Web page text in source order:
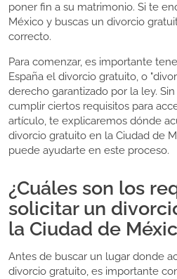
poner fin a su matrimonio. Si te
México y buscas un divorcio
correcto.
Para comenzar, es importante
España el divorcio gratuito, o
derecho garantizado por la ley.
cumplir ciertos requisitos para
artículo, te explicaremos dónde
divorcio gratuito en la Ciudad de
puede ayudarte en este proceso.
¿Cuáles son los
solicitar un
la Ciudad de
Antes de buscar un lugar donde
divorcio gratuito, es importante